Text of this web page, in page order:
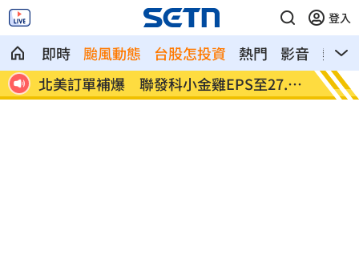
登入
即時 颱風動態 台股怎投資 熱門 影音
熱搜
來
北美訂單補爆 聯發科小金雞EPS至27.12
元
AI和